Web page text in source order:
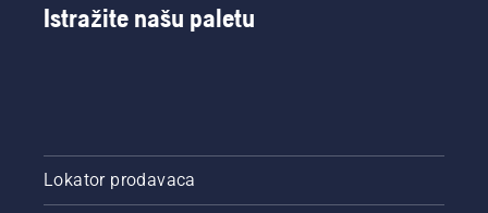
Istražite našu paletu
Lokator prodavaca